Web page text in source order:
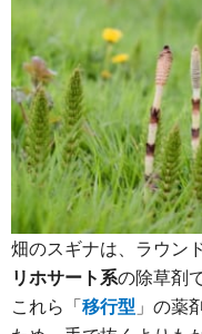
畑のスギナは、ラウン
リホサート系の除草剤
これら「移行型 」の薬